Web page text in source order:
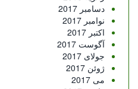
دسامبر 2017
نوامبر 2017
اکتبر 2017
آگوست 2017
جولای 2017
ژوئن 2017
می 2017